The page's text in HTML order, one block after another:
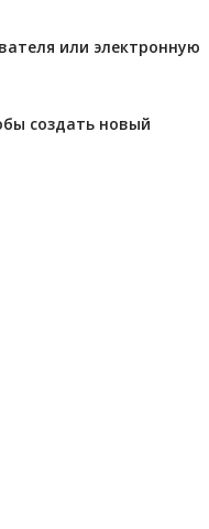
или электронную
создать новый